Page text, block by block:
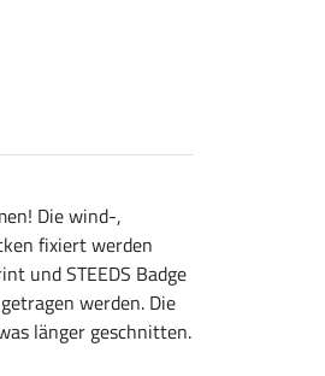
Die wind-,
fixiert werden
und STEEDS Badge
werden. Die
länger geschnitten.